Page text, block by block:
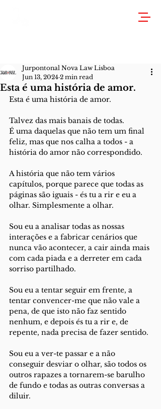
Esta é uma história de amor.
Jurpontonal Nova Law Lisboa
Jun 13, 2024 2 min read
Esta é uma história de amor.
Talvez das mais banais de todas.
É uma daquelas que não tem um final
feliz, mas que nos calha a todos - a
história do amor não correspondido.
A história que não tem vários
capítulos, porque parece que todas as
páginas são iguais - és tu a rir e eu a
olhar. Simplesmente a olhar.
Sou eu a analisar todas as nossas
interações e a fabricar cenários que
nunca vão acontecer, a cair ainda mais
com cada piada e a derreter em cada
sorriso partilhado.
Sou eu a tentar seguir em frente, a
tentar convencer-me que não vale a
pena, de que isto não faz sentido
nenhum, e depois és tu a rir e, de
repente, nada precisa de fazer sentido.
Sou eu a ver-te passar e a não
conseguir desviar o olhar, são todos os
outros rapazes a tornarem-se barulho
de fundo e todas as outras conversas a
diluir.